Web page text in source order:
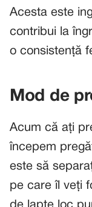
Acesta este
contribui la
o consistență
Mod de
Acum că ați
începem
este să
pe care îl veți